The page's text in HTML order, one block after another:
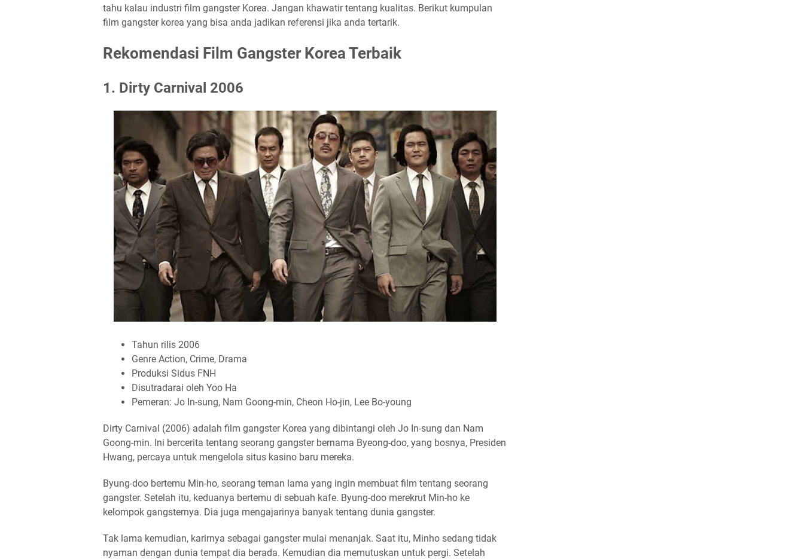
tahu kalau industri film gangster Korea. Jangan khawatir tentang kualitas. Berikut kumpulan
film gangster korea yang bisa anda jadikan referensi jika anda tertarik.
Rekomendasi Film Gangster Korea Terbaik
1. Dirty Carnival 2006
Tahun rilis 2006
Genre Action, Crime, Drama
Produksi Sidus FNH
Disutradarai oleh Yoo Ha
Pemeran: Jo In-sung, Nam Goong-min, Cheon Ho-jin, Lee Bo-young
Dirty Carnival (2006) adalah film gangster Korea yang dibintangi oleh Jo In-sung dan Nam
Goong-min. Ini bercerita tentang seorang gangster bernama Byeong-doo, yang bosnya, Presiden
Hwang, percaya untuk mengelola situs kasino baru mereka.
Byung-doo bertemu Min-ho, seorang teman lama yang ingin membuat film tentang seorang
gangster. Setelah itu, keduanya bertemu di sebuah kafe. Byung-doo merekrut Min-ho ke
kelompok gangsternya. Dia juga mengajarinya banyak tentang dunia gangster.
Tak lama kemudian, karirnya sebagai gangster mulai menanjak. Saat itu, Minho sedang tidak
nyaman dengan dunia tempat dia berada. Kemudian dia memutuskan untuk pergi. Setelah